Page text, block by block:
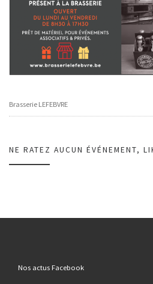
Brasserie LEFEBVRE
NE RATEZ AUCUN ÉVÉNEMENT,
Nos actus Facebook